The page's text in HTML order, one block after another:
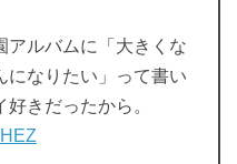
アルバムに「大きくな
になりたい」って書い
きだったから。